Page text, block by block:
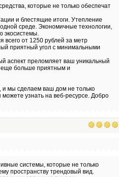
которые не только обеспечат
и блестящие итоги. Утепление
среде. Экономичные технологии,
экосистемы.
от 1250 рублей за метр
приятный угол с минимальными
аспект преломляет ваш уникальный
еще больше приятным и
и мы сделаем ваш дом не только
узнать на веб-ресурсе. Добро
системы, которые не только
пространству трендовый вид.